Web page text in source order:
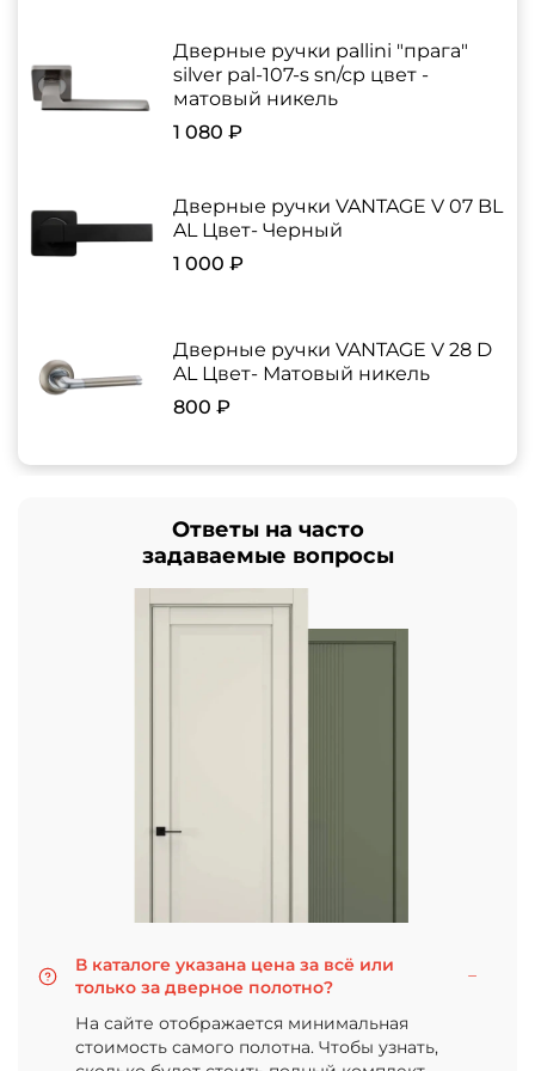
Дверные ручки pallini "прага"
silver pal-107-s sn/cp цвет -
матовый никель
1 080 ₽
Дверные ручки VANTAGE V 07 BL
AL Цвет- Черный
1 000 ₽
Дверные ручки VANTAGE V 28 D
AL Цвет- Матовый никель
800 ₽
Ответы на часто
задаваемые вопросы
В каталоге указана цена за всё или
только за дверное полотно?
На сайте отображается минимальная
стоимость самого полотна. Чтобы узнать,